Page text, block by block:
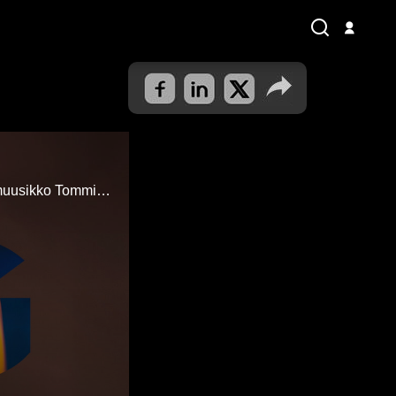
Vieraana on Glow festivalin johtoryhmän jäsen, musiikkibisneksen moniosaaja, muusikko Tommi Kalenius.